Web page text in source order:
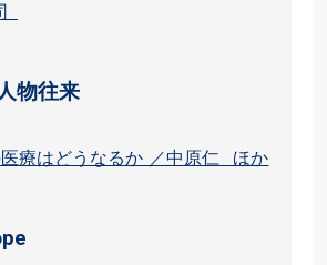
物往来
療はどうなるか ／中原仁 ほか